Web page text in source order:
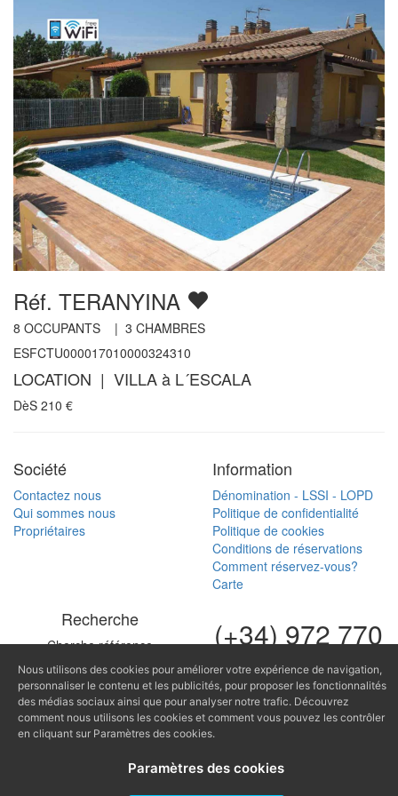
Réf. TERANYINA
8 OCCUPANTS | 3 CHAMBRES
ESFCTU000017010000324310
LOCATION | VILLA à L´ESCALA
DèS 210 €
Société
Contactez nous
Qui sommes nous
Propriétaires
Information
Dénomination - LSSI - LOPD
Politique de confidentialité
Politique de cookies
Conditions de réservations
Comment réservez-vous?
Carte
Recherche
Cherche référence (+34) 972 770
168
(+34) 616 966
682
Nous utilisons des cookies pour améliorer votre expérience de navigation,
personnaliser le contenu et les publicités, pour proposer les fonctionnalités
des médias sociaux ainsi que pour analyser notre trafic. Découvrez
comment nous utilisons les cookies et comment vous pouvez les contrôler
en cliquant sur Paramètres des cookies.
Paramètres des cookies